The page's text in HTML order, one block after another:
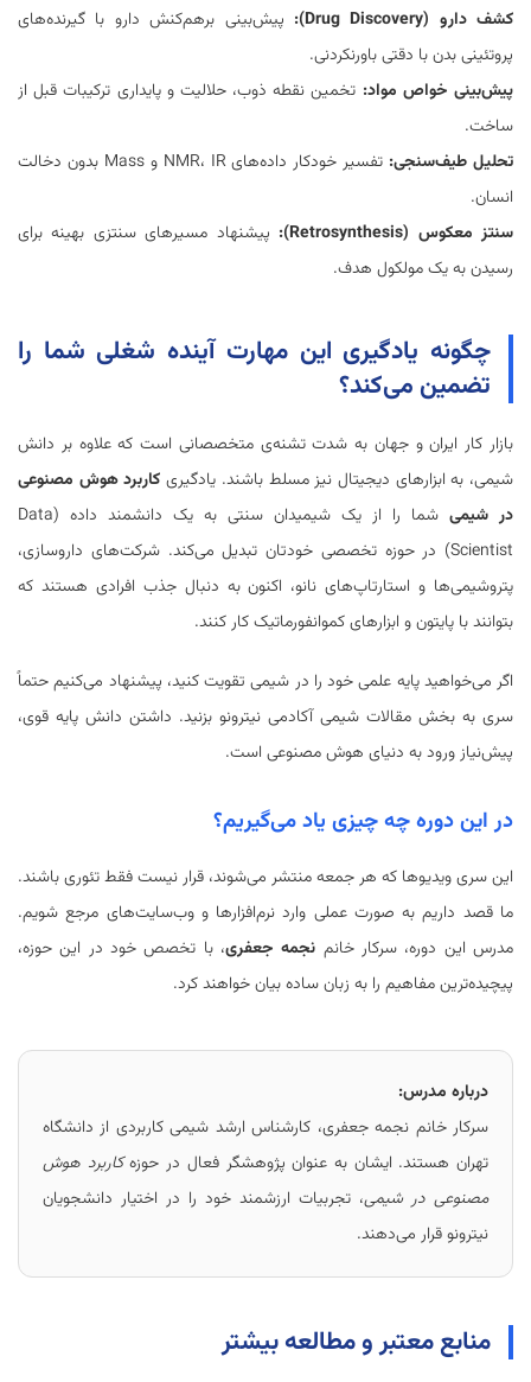
کشف دارو (Drug Discovery):
پیش‌بینی برهم‌کنش دارو با گیرنده‌های
پروتئینی بدن با دقتی باورنکردنی.
پیش‌بینی خواص مواد: تخمین نقطه ذوب، حلالیت و پایداری ترکیبات قبل از
ساخت.
تحلیل طیف‌سنجی:
تفسیر خودکار داده‌های NMR، IR و Mass بدون دخالت
انسان.
سنتز معکوس (Retrosynthesis):
پیشنهاد مسیرهای سنتزی بهینه برای
رسیدن به یک مولکول هدف.
چگونه یادگیری این مهارت آینده شغلی شما را
تضمین می‌کند؟
بازار کار ایران و جهان به شدت تشنه‌ی متخصصانی است که علاوه بر دانش
شیمی، به ابزارهای دیجیتال نیز مسلط باشند. یادگیری کاربرد هوش مصنوعی
در شیمی
شما را از یک شیمیدان سنتی به یک دانشمند داده (Data
Scientist) در حوزه تخصصی خودتان تبدیل می‌کند. شرکت‌های داروسازی،
پتروشیمی‌ها و استارتاپ‌های نانو، اکنون به دنبال جذب افرادی هستند که
بتوانند با پایتون و ابزارهای کموانفورماتیک کار کنند.
اگر می‌خواهید پایه علمی خود را در شیمی تقویت کنید، پیشنهاد می‌کنیم حتماً
سری به بخش مقالات شیمی آکادمی نیترونو بزنید. داشتن دانش پایه قوی،
پیش‌نیاز ورود به دنیای هوش مصنوعی است.
در این دوره چه چیزی یاد می‌گیریم؟
این سری ویدیوها که هر جمعه منتشر می‌شوند، قرار نیست فقط تئوری باشند.
ما قصد داریم به صورت عملی وارد نرم‌افزارها و وب‌سایت‌های مرجع شویم.
مدرس این دوره، سرکار خانم نجمه جعفری، با تخصص خود در این حوزه،
پیچیده‌ترین مفاهیم را به زبان ساده بیان خواهند کرد.
درباره مدرس:
سرکار خانم نجمه جعفری، کارشناس ارشد شیمی کاربردی از دانشگاه
تهران هستند. ایشان به عنوان پژوهشگر فعال در حوزهکاربرد هوش
مصنوعی در شیمی، تجربیات ارزشمند خود را در اختیار دانشجویان
نیترونو قرار می‌دهند.
منابع معتبر و مطالعه بیشتر